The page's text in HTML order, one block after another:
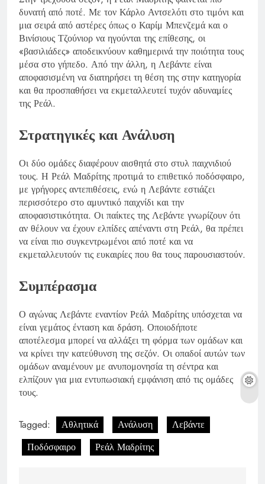
δυνατή από ποτέ. Με τον Κάρλο Αντσελότι στο τιμόνι και
μια σειρά από αστέρες όπως ο Καρίμ Μπενζεμά και ο
Βινίσιους Τζούνιορ να ηγούνται της επίθεσης, οι
«βασιλιάδες» αποδεικνύουν καθημερινά την ποιότητα τους
μέσα στο γήπεδο. Από την άλλη, η Λεβάντε είναι
αποφασισμένη να διατηρήσει τη θέση της στην κατηγορία
και θα προσπαθήσει να εκμεταλλευτεί τυχόν αδυναμίες
της Ρεάλ.
Στρατηγικές και Ανάλυση
Οι δύο ομάδες διαφέρουν αισθητά στο στυλ παιχνιδιού
τους. Η Ρεάλ Μαδρίτης προτιμά το επιθετικό ποδόσφαιρο,
με γρήγορες αντεπιθέσεις, ενώ η Λεβάντε εστιάζει
περισσότερο στο αμυντικό παιχνίδι και την
αποφασιστικότητα. Οι παίκτες της Λεβάντε γνωρίζουν ότι
αν θέλουν να έχουν ελπίδες απέναντι στη Ρεάλ, θα πρέπει
να είναι πιο συγκεντρωμένοι από ποτέ και να
εκμεταλλευτούν τις ευκαιρίες που θα τους παρουσιαστούν.
Συμπέρασμα
Ο αγώνας Λεβάντε εναντίον Ρεάλ Μαδρίτης υπόσχεται να
είναι γεμάτος ένταση και δράση. Οποιοδήποτε
αποτέλεσμα μπορεί να αλλάξει τη φόρμα των ομάδων και
να κρίνει την κατεύθυνση της σεζόν. Οι οπαδοί αυτών των
ομάδων αναμένουν με ανυπομονησία τη σέντρα και
ελπίζουν για μια εντυπωσιακή εμφάνιση από τις ομάδες
τους.
Tagged: Αθλητικά Ανάλυση
Λεβάντε
Ποδόσφαιρο
Ρεάλ Μαδρίτης